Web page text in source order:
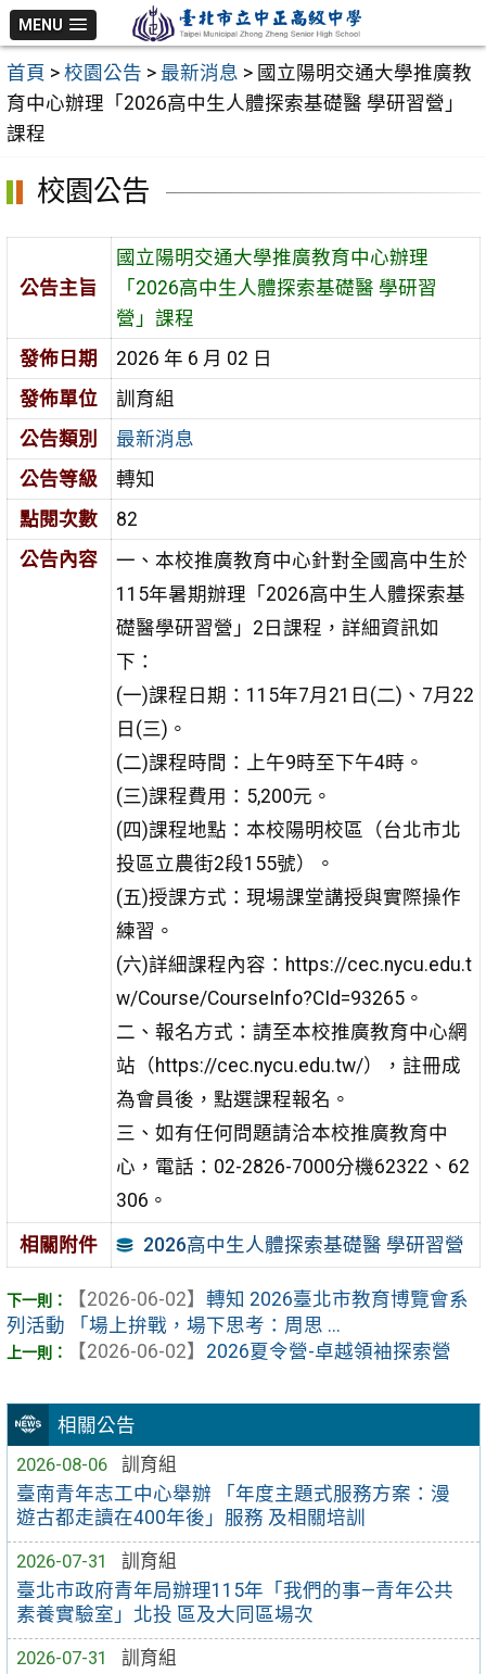
跳
至
主
要
內
MENU
首頁 > 校園公告 > 最新消息 > 國立陽明交通大學推廣教
育中心辦理「2026高中生人體探索基礎醫 學研習營」
課程
相關公告
2026-08-06
訓育組
臺南青年志工中心舉辦 「年度主題式服務方案：漫
遊古都走讀在400年後」服務 及相關培訓
2026-07-31
訓育組
臺北市政府青年局辦理115年「我們的事—青年公共
素養實驗室」北投 區及大同區場次
2026-07-31
訓育組
校園公告
公告主旨
國立陽明交通大學推廣教育中心辦理
「2026高中生人體探索基礎醫 學研習
營」課程
發佈日期
2026 年 6 月 02 日
發佈單位
訓育組
公告類別
最新消息
公告等級
轉知
點閱次數
82
公告內容
一、本校推廣教育中心針對全國高中生於
115年暑期辦理「2026高中生人體探索基
礎醫學研習營」2日課程，詳細資訊如
下：
(一)課程日期：115年7月21日(二)、7月22
日(三)。
(二)課程時間：上午9時至下午4時。
(三)課程費用：5,200元。
(四)課程地點：本校陽明校區（台北市北
投區立農街2段155號）。
(五)授課方式：現場課堂講授與實際操作
練習。
(六)詳細課程內容：https://cec.nycu.edu.t
w/Course/CourseInfo?CId=93265。
二、報名方式：請至本校推廣教育中心網
站（https://cec.nycu.edu.tw/），註冊成
為會員後，點選課程報名。
三、如有任何問題請洽本校推廣教育中
心，電話：02-2826-7000分機62322、62
306。
相關附件 2026高中生人體探索基礎醫 學研習營
【2026-06-02】 轉知 2026臺北市教育博覽會系
列活動 「場上拚戰，場下思考：周思 ...
【2026-06-02】 2026夏令營-卓越領袖探索營